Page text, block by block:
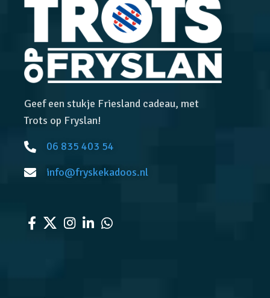
Geef een stukje Friesland cadeau, met
Trots op Fryslan!
06 835 403 54
info@fryskekadoos.nl